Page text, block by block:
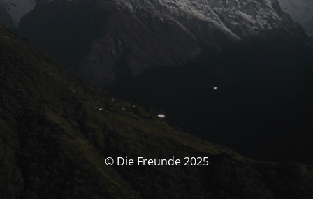
© Die Freunde 2025